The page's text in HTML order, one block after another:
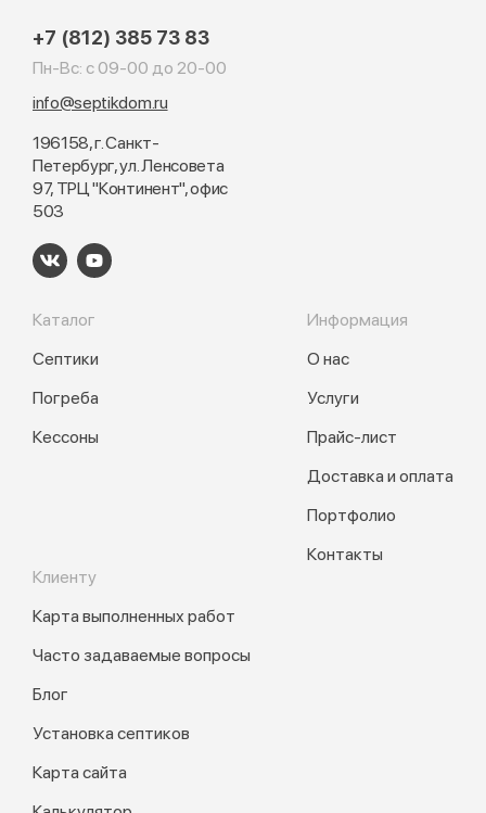
+7 (812) 385 73 83
Пн-Вс: с 09-00 до 20-00
info@septikdom.ru
196158, г. Санкт-
Петербург, ул. Ленсовета
97, ТРЦ "Континент", офис
503
Каталог
Септики
Погреба
Кессоны
Информация
О нас
Услуги
Прайс-лист
Доставка и оплата
Портфолио
Контакты
Клиенту
Карта выполненных работ
Часто задаваемые вопросы
Блог
Установка септиков
Карта сайта